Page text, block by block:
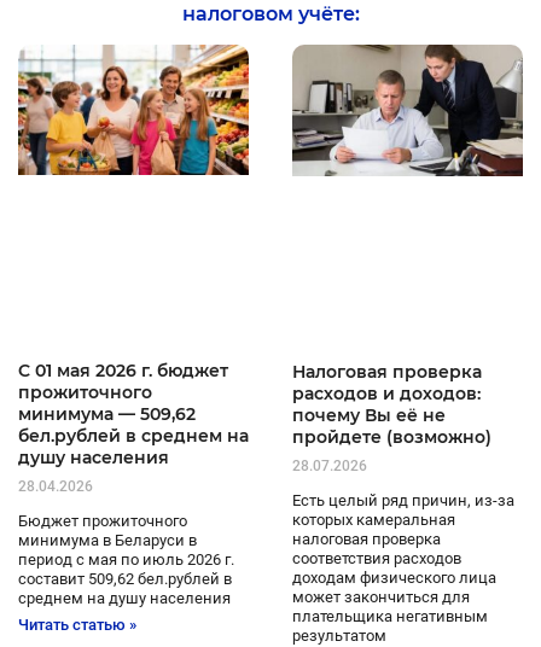
налоговом учёте:
C 01 мая 2026 г. бюджет
прожиточного
минимума — 509,62
бел.рублей в среднем на
душу населения
28.04.2026
Бюджет прожиточного
минимума в Беларуси в
период с мая по июль 2026 г.
составит 509,62 бел.рублей в
среднем на душу населения
Читать статью »
Налоговая проверка
расходов и доходов:
почему Вы её не
пройдете (возможно)
28.07.2026
Есть целый ряд причин, из-за
которых камеральная
налоговая проверка
соответствия расходов
доходам физического лица
может закончиться для
плательщика негативным
результатом